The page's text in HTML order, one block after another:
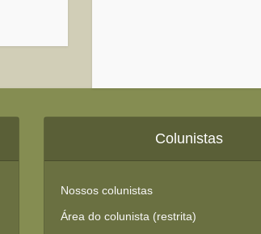
Colunistas
Nossos colunistas
Área do colunista (restrita)